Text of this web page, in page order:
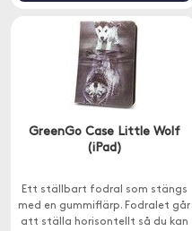
GreenGo Case Little Wolf
(iPad)
Ett ställbart fodral som stängs
med en gummiflärp. Fodralet går
att ställa horisontellt så du kan